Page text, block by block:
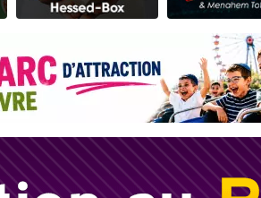
dans Torah-Box Music
nous rejoindre sur WhatsApp
dans Torah-Box Music
de nous rejoindre sur WhatsApp
de faire un don pour Tsédaka : pauvres
: Visions de grandeur n°104 : Le Chabbath et